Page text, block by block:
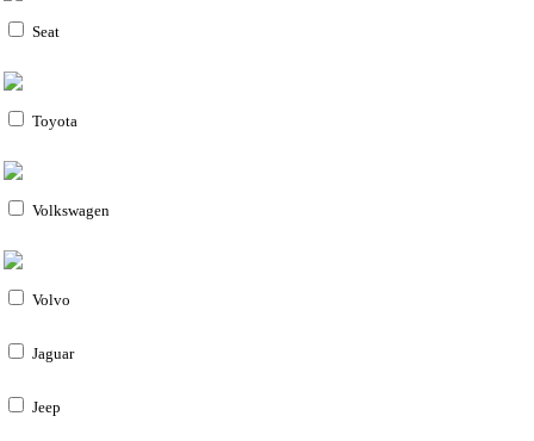
Seat
Toyota
Volkswagen
Volvo
Jaguar
Jeep